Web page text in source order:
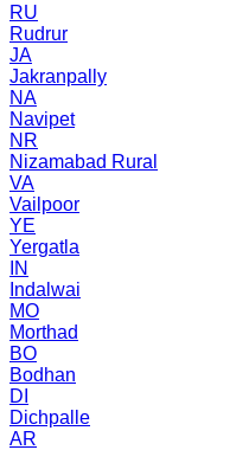
RU
Rudrur
JA
Jakranpally
NA
Navipet
NR
Nizamabad Rural
VA
Vailpoor
YE
Yergatla
IN
Indalwai
MO
Morthad
BO
Bodhan
DI
Dichpalle
AR